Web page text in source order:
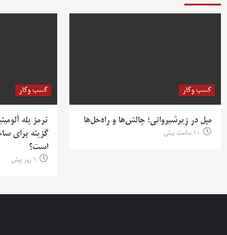
کسب وکار
مبل در زیرشیروانی؛ چالش‌ها و راه‌حل‌ها
10 ساعت پیش
کسب وکار
ترمز پله
گزینه برای
است؟
1 روز پیش